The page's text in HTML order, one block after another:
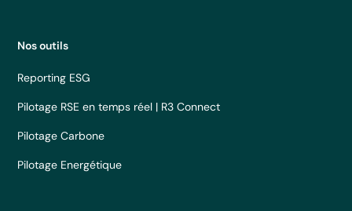
Nos outils
Reporting ESG
Pilotage RSE en temps réel | R3 Connect
Pilotage Carbone
Pilotage Energétique